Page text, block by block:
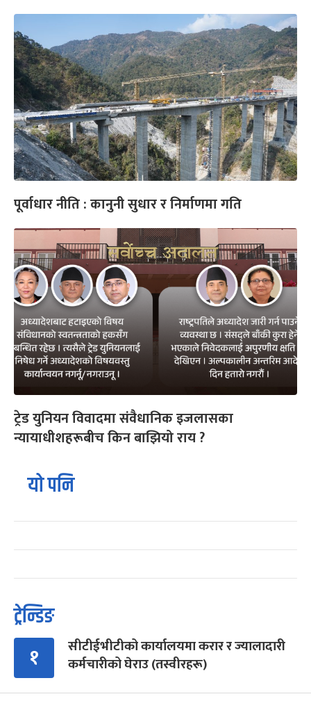
पूर्वाधार नीति : कानुनी सुधार र निर्माणमा गति
ट्रेड युनियन विवादमा संवैधानिक इजलासका
न्यायाधीशहरूबीच किन बाझियो राय ?
यो पनि
ट्रेन्डिङ
१
सीटीईभीटीको कार्यालयमा करार र ज्यालादारी
कर्मचारीको घेराउ (तस्वीरहरू)